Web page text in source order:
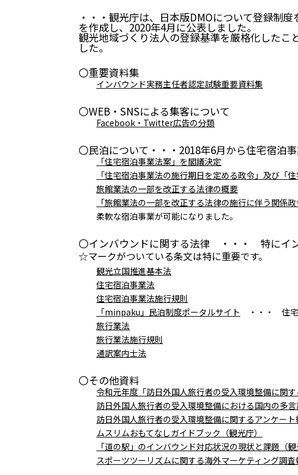
・・・観光庁は、日本版DMOについて登録制
を作成し、2020年4月に公表しました。
観光地域づくり法人の登録基準を厳格化したこ
した。
〇重要資料集
インバウンド実務主任者認定試験重要資料集
〇WEB・SNSによる集客について
Facebook・Twitter広告の分類
〇民泊について・・・2018年6月から住宅宿泊
「住宅宿泊事業法案」を閣議決定
「住宅宿泊事業法の施行期日を定める政令」及び「
旅館業法の一部を改正する法律の概要
「旅館業法の一部を改正する法律の施行に伴う関係
柔軟な宿泊事業が可能になりました。
〇インバウンドに関する法律 ・・・ 特にイン
☆マークがついている条文は特に重要です。
観光立国推進基本法
住宅宿泊事業法
住宅宿泊事業法施行規則
「minpaku」民泊制度ポータルサイト ・・・ 住宅
旅行業法
旅行業法施行規則
通訳案内士法
〇その他資料
令和元年度「訪日外国人旅行者の受入環境整備に関す
訪日外国人旅行者の受入環境整備における国内の多
訪日外国人旅行者の受入環境整備に関するアンケート
ムスリムおもてなしガイドブック（観光庁）
「道の駅」のインバウンド対応状況の現状と課題（観
スポーツツーリズムに関する海外マーケティング調査